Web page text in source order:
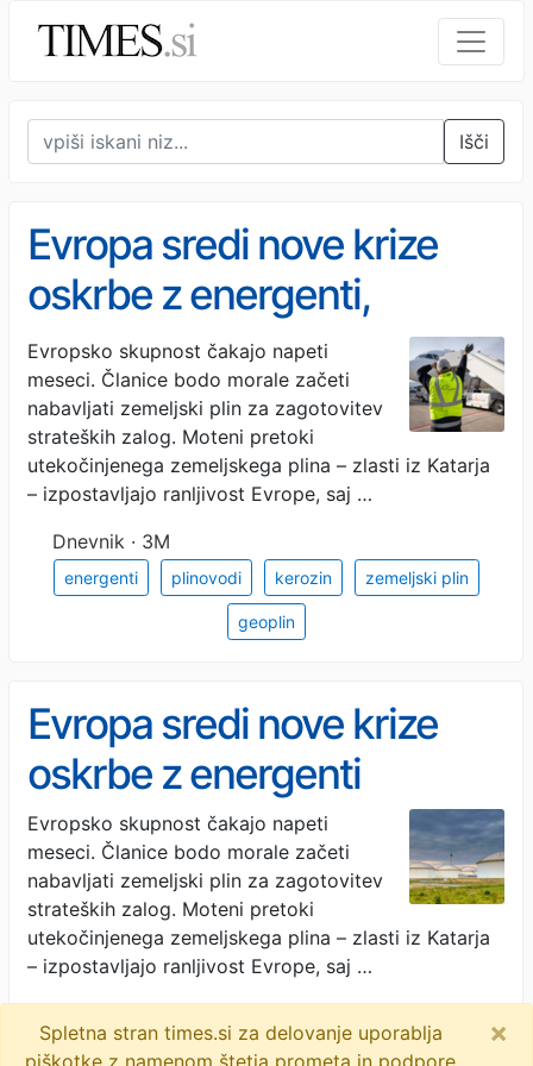
Išči
Evropa sredi nove krize
oskrbe z energenti,
kakšne so napovedi za
Slovenijo?
Evropsko skupnost čakajo napeti
meseci. Članice bodo morale začeti
nabavljati zemeljski plin za zagotovitev
strateških zalog. Moteni pretoki
utekočinjenega zemeljskega plina – zlasti iz Katarja
– izpostavljajo ranljivost Evrope, saj …
Dnevnik · 3M
energenti plinovodi kerozin zemeljski plin
geoplin
Evropa sredi nove krize
oskrbe z energenti
Evropsko skupnost čakajo napeti
meseci. Članice bodo morale začeti
nabavljati zemeljski plin za zagotovitev
strateških zalog. Moteni pretoki
utekočinjenega zemeljskega plina – zlasti iz Katarja
– izpostavljajo ranljivost Evrope, saj …
energenti plinovodi zemeljski plin
Spletna stran times.si za delovanje uporablja
piškotke z namenom štetja prometa in podpore
×